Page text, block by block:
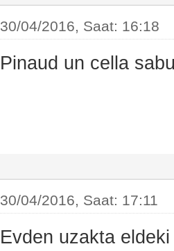
30/04/2016, Saat: 16:18
Pinaud un cella
30/04/2016, Saat: 17:11
Evden uzakta